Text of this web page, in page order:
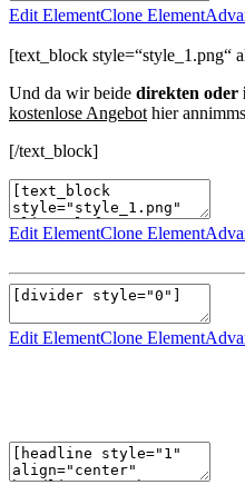
Edit ElementClone Element
[text_block style=“style_1.png“
Und da wir beide direkten
kostenlose Angebot hier
[/text_block]
Edit ElementClone Element
Edit ElementClone Element